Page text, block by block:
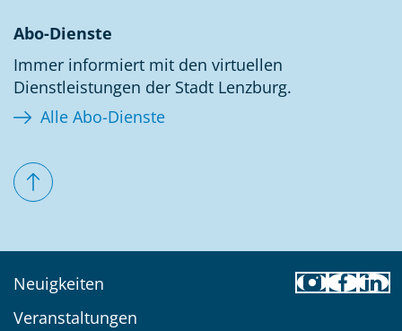
Abo-Dienste
Immer informiert mit den virtuellen
Dienstleistungen der Stadt Lenzburg.
Alle Abo-Dienste
Neuigkeiten
Veranstaltungen
Toolbar